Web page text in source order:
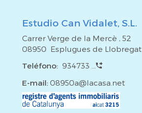
Estudio Can Vidalet, S.L.
Carrer Verge de la Mercè , 52
08950 Esplugues de Llobregat
Teléfono: 934733 ...
E-mail: 08950a@lacasa.net